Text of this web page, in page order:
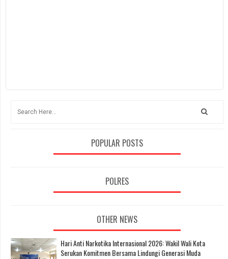
POPULAR POSTS
POLRES
OTHER NEWS
Hari Anti Narkotika Internasional 2026: Wakil Wali Kota
Serukan Komitmen Bersama Lindungi Generasi Muda